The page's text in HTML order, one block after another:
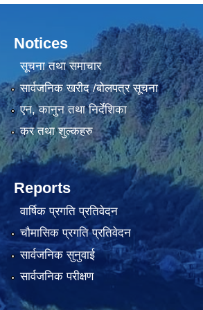
Notices
सूचना तथा समाचार
सार्वजनिक खरीद /बोलपत्र सूचना
एन, कानुन तथा निर्देशिका
कर तथा शुल्कहरु
Reports
वार्षिक प्रगति प्रतिवेदन
चौमासिक प्रगति प्रतिवेदन
सार्वजनिक सुनुवाई
सार्वजनिक परीक्षण